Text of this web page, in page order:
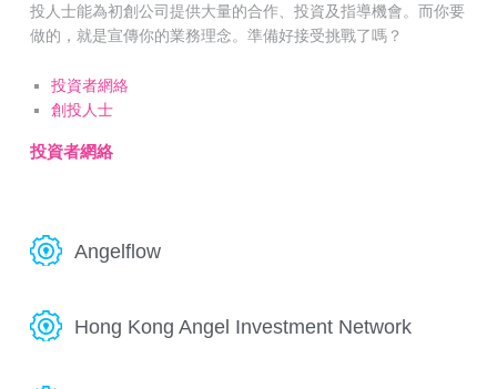
投人士能為初創公司提供大量的合作、投資及指導機會。而你要
做的，就是宣傳你的業務理念。準備好接受挑戰了嗎？
投資者網絡
創投人士
投資者網絡
Angelflow
Hong Kong Angel Investment Network